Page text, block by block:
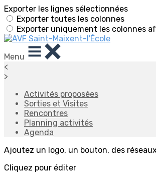
Exporter les lignes sélectionnées
Exporter toutes les colonnes
Exporter uniquement les colonnes
Menu
<
>
Activités proposées
Sorties et Visites
Rencontres
Planning activités
Agenda
Ajoutez un logo, un bouton, des
Cliquez pour éditer